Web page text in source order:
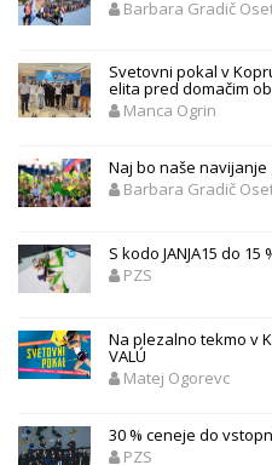
Barbara Gradič
Svetovni pokal v
elita pred domačim
Manca Ogrin
Naj bo naše
Barbara Gradič
S kodo JANJA15 do
PZS
Na plezalno tekmo v
VALÚ
Matej Ogorevc
30 % ceneje do
PZS